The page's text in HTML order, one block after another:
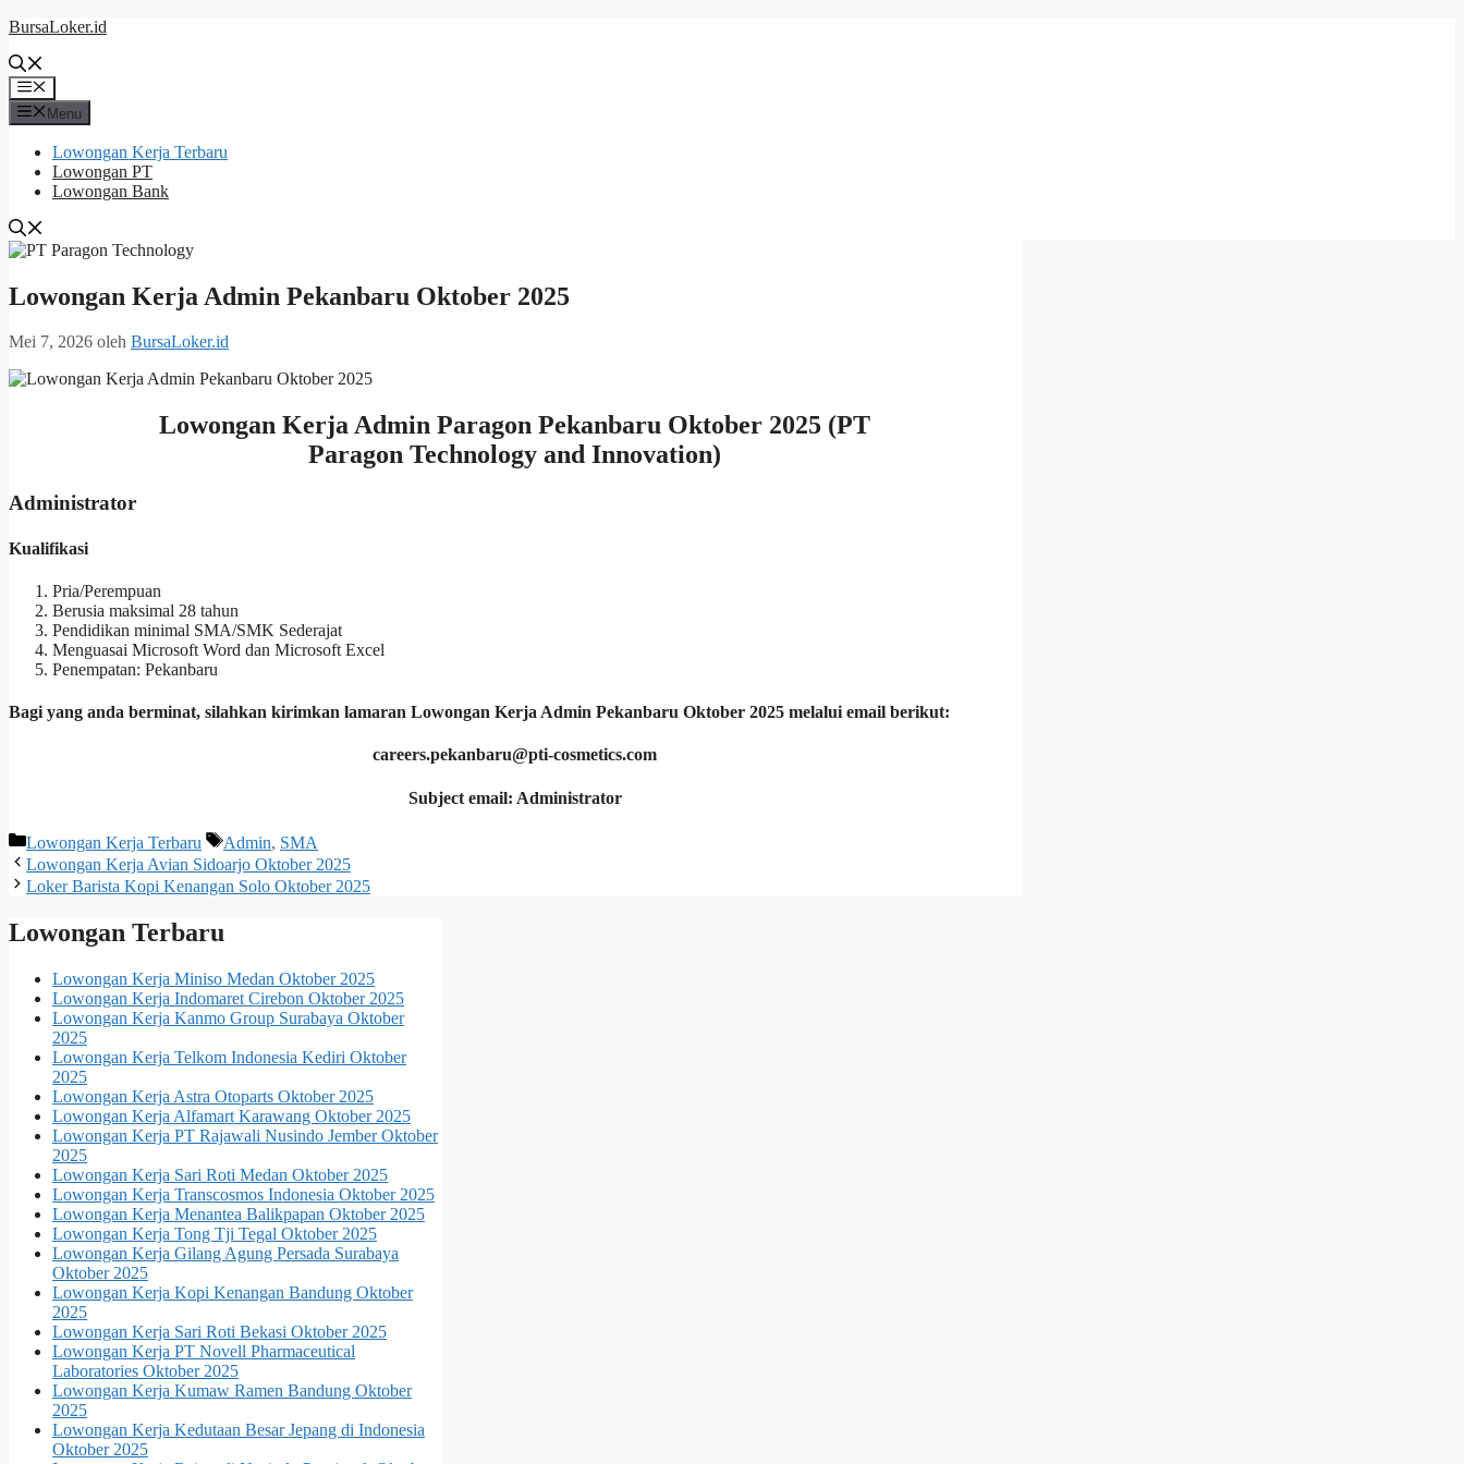
Langsung
isi
BursaLoker.id
Menu
Menu
Lowongan Kerja Terbaru
Lowongan PT
Lowongan Bank
Lowongan Kerja Admin Pekanbaru Oktober 2025
Mei 7, 2026 oleh BursaLoker.id
Lowongan Kerja Admin Paragon Pekanbaru Oktober 2025 (PT
Paragon Technology and Innovation)
Administrator
Kualifikasi
Pria/Perempuan
Berusia maksimal 28 tahun
Pendidikan minimal SMA/SMK Sederajat
Menguasai Microsoft Word dan Microsoft Excel
Penempatan: Pekanbaru
Bagi yang anda berminat, silahkan kirimkan lamaran Lowongan Kerja Admin Pekanbaru Oktober 2025 melalui email berikut:
careers.pekanbaru@pti-cosmetics.com
Subject email: Administrator
Kategori
Lowongan Kerja Terbaru Tag
Admin, SMA
Lowongan Kerja Avian Sidoarjo Oktober 2025
Loker Barista Kopi Kenangan Solo Oktober 2025
Lowongan Terbaru
Lowongan Kerja Miniso Medan Oktober 2025
Lowongan Kerja Indomaret Cirebon Oktober 2025
Lowongan Kerja Kanmo Group Surabaya Oktober
2025
Lowongan Kerja Telkom Indonesia Kediri Oktober
2025
Lowongan Kerja Astra Otoparts Oktober 2025
Lowongan Kerja Alfamart Karawang Oktober 2025
Lowongan Kerja PT Rajawali Nusindo Jember Oktober
2025
Lowongan Kerja Sari Roti Medan Oktober 2025
Lowongan Kerja Transcosmos Indonesia Oktober 2025
Lowongan Kerja Menantea Balikpapan Oktober 2025
Lowongan Kerja Tong Tji Tegal Oktober 2025
Lowongan Kerja Gilang Agung Persada Surabaya
Oktober 2025
Lowongan Kerja Kopi Kenangan Bandung Oktober
2025
Lowongan Kerja Sari Roti Bekasi Oktober 2025
Lowongan Kerja PT Novell Pharmaceutical
Laboratories Oktober 2025
Lowongan Kerja Kumaw Ramen Bandung Oktober
2025
Lowongan Kerja Kedutaan Besar Jepang di Indonesia
Oktober 2025